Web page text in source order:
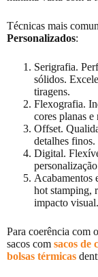
Técnicas mais
Personalizados:
Serigrafia.
sólidos.
tiragens.
Flexografia.
cores planas e
Offset.
detalhes
Digital.
Acabamentos
hot stamping,
impacto visual.
Para coerência com
sacos com sacos de
bolsas térmicas